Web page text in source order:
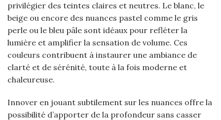
privilégier des teintes claires et neutres. Le blanc, le
beige ou encore des nuances pastel comme le gris
perle ou le bleu pâle sont idéaux pour refléter la
lumière et amplifier la sensation de volume. Ces
couleurs contribuent à instaurer une ambiance de
clarté et de sérénité, toute à la fois moderne et
chaleureuse.
Innover en jouant subtilement sur les nuances offre la
possibilité d’apporter de la profondeur sans casser